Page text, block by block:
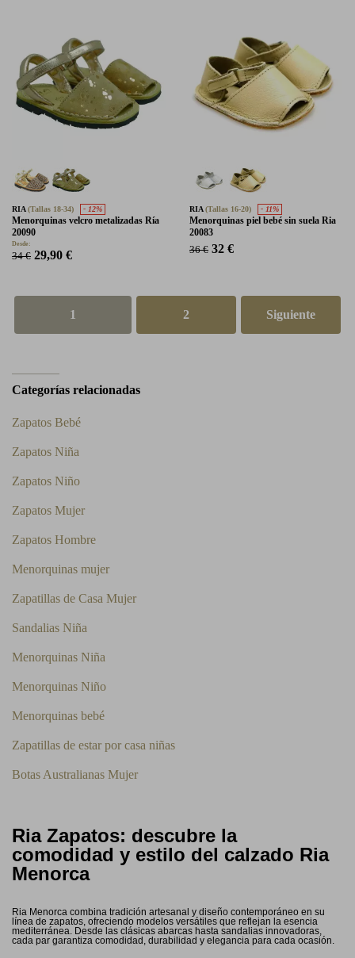
RIA(Tallas 18-34) - 12%
Menorquinas velcro metalizadas Ría
20090
Desde:
34 € 29,90 €
RIA(Tallas 16-20) - 11%
Menorquinas piel bebé sin suela Ria
20083
36 € 32 €
1 2 Siguiente
Categorías relacionadas
Zapatos Bebé
Zapatos Niña
Zapatos Niño
Zapatos Mujer
Zapatos Hombre
Menorquinas mujer
Zapatillas de Casa Mujer
Sandalias Niña
Menorquinas Niña
Menorquinas Niño
Menorquinas bebé
Zapatillas de estar por casa niñas
Botas Australianas Mujer
Ria Zapatos: descubre la
comodidad y estilo del calzado Ria
Menorca
Ria Menorca combina tradición artesanal y diseño contemporáneo en su
línea de zapatos, ofreciendo modelos versátiles que reflejan la esencia
mediterránea. Desde las clásicas abarcas hasta sandalias innovadoras,
cada par garantiza comodidad, durabilidad y elegancia para cada ocasión.